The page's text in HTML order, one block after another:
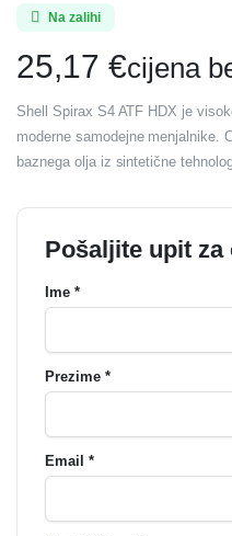
Na zalihi
25,17 €cijena
Shell Spirax S4 ATF HDX je
moderne samodejne menjalnike.
baznega olja iz sintetične
Pošaljite upit
Ime *
Prezime *
Email *